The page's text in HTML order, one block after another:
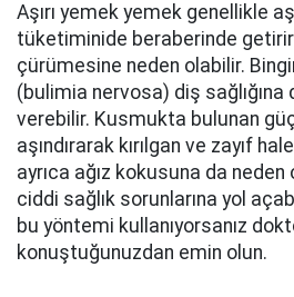
Aşırı yemek yemek genellikle
tüketiminide beraberinde
çürümesine neden olabilir.
(bulimia nervosa) diş
verebilir. Kusmukta bulunan
aşındırarak kırılgan ve zayıf
ayrıca ağız kokusuna da
ciddi sağlık sorunlarına yol
bu yöntemi kullanıyorsanız
konuştuğunuzdan emin olun.